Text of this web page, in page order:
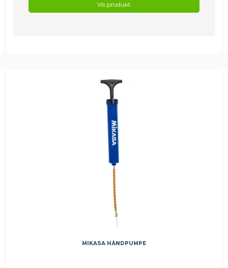
Vis produkt
MIKASA HÅNDPUMPE